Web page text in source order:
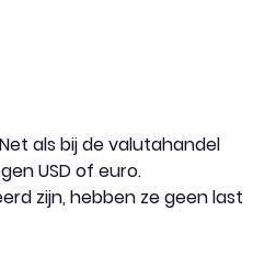
als bij de valutahandel
USD of euro.
zijn, hebben ze geen last